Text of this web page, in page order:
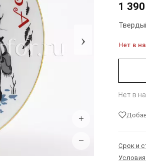
›
+
−
1
Нет в
Нет в
Срок и